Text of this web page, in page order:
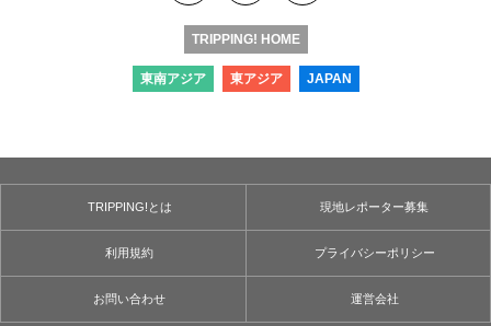
TRIPPING! HOME
東南アジア 東アジア JAPAN
TRIPPING!とは 現地レポーター募集
利用規約 プライバシーポリシー
お問い合わせ 運営会社